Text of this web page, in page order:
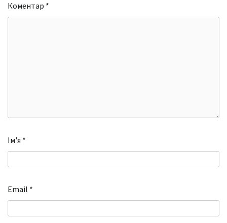
Коментар *
Ім'я *
Email *